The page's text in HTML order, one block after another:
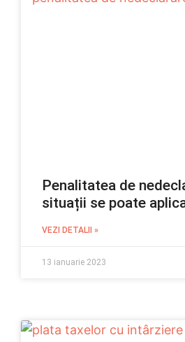
Penalitatea de
situații se poate
VEZI DETALII »
13 ianuarie 2023